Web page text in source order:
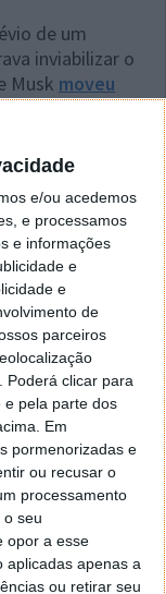
e/ou acedemos
e processamos
e informações
e
e
de
parceiros
Poderá clicar para
e pela parte dos
Em
pormenorizadas e
ou recusar o
processamento
o seu
opor a esse
aplicadas apenas a
ou retirar seu
de um
inviabilizar o
Musk moveu
Musk surge
crescente
regulatória
conteúdo
a
e
ressurgem os
da App
queixa de